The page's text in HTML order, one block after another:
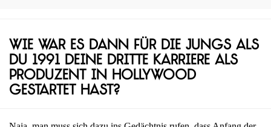
Wie war es dann für die Jungs als
du 1991 deine dritte Karriere als
Produzent in Hollywood
gestartet hast?